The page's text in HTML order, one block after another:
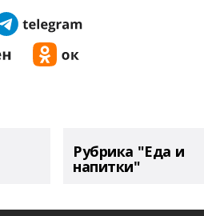
Рубрика "Еда и
напитки"